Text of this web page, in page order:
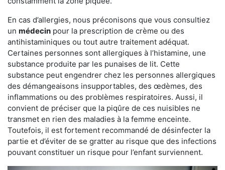
En cas d’allergies, nous préconisons que vous consultiez
un médecin pour la prescription de crème ou des
antihistaminiques ou tout autre traitement adéquat.
Certaines personnes sont allergiques à l’histamine, une
substance produite par les punaises de lit. Cette
substance peut engendrer chez les personnes allergiques
des démangeaisons insupportables, des œdèmes, des
inflammations ou des problèmes respiratoires. Aussi, il
convient de préciser que la piqûre de ces nuisibles ne
transmet en rien des maladies à la femme enceinte.
Toutefois, il est fortement recommandé de désinfecter la
partie et d’éviter de se gratter au risque que des infections
pouvant constituer un risque pour l’enfant surviennent.